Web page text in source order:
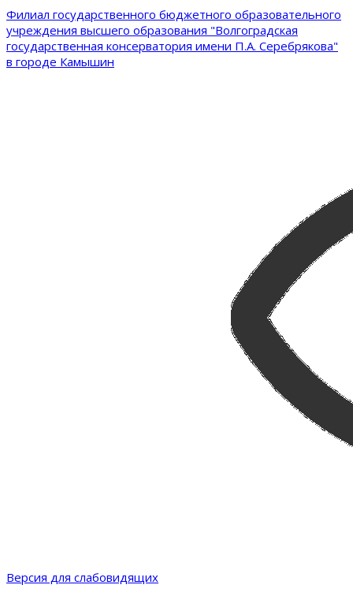
Филиал государственного бюджетного образовательного
учреждения высшего образования "Волгоградская
государственная консерватория имени П.А. Серебрякова"
в городе Камышин
Версия для слабовидящих